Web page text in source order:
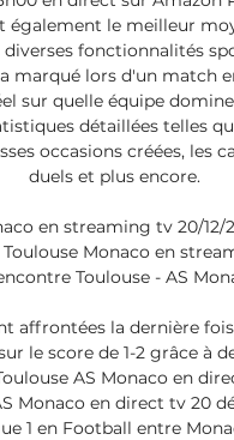
également le meilleur
fonctionnalités
marqué lors d'un match
sur quelle équipe
détaillées telles
occasions créées, les
duels et plus encore.
en streaming tv 20/
Monaco en
Toulouse - AS
affrontées la dernière
le score de 1-2 grâce à
AS Monaco en
Monaco en direct tv 20
1 en Football entre